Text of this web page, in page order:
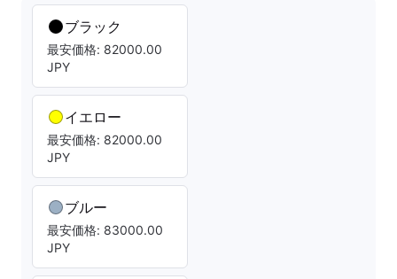
ブラック
最安価格: 82000.00
JPY
イエロー
最安価格: 82000.00
JPY
ブルー
最安価格: 83000.00
JPY